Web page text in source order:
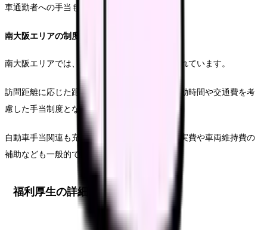
車通勤者への手当も充実しています。
南大阪エリアの制度
南大阪エリアでは、郊外型の給与制度が採用されています。
訪問距離に応じた距離給が設定されており、移動時間や交通費を考
慮した手当制度となっています。
自動車手当関連も充実しており、ガソリン代の実費や車両維持費の
補助なども一般的です。
福利厚生の詳細